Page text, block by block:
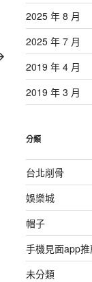
2025 年 8 月
2025 年 7 月
2019 年 4 月
2019 年 3 月
分類
台北削骨
娛樂城
帽子
手機見面app推
未分類